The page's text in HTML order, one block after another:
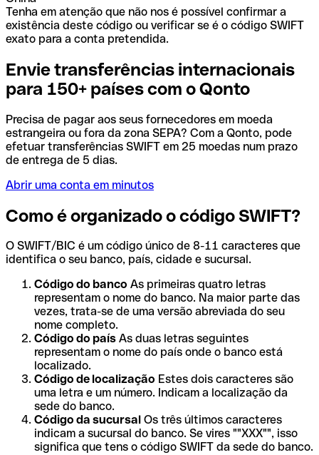
Tenha em atenção que não nos é possível confirmar a
existência deste código ou verificar se é o código SWIFT
exato para a conta pretendida.
Envie transferências internacionais
para 150+ países com o Qonto
Precisa de pagar aos seus fornecedores em moeda
estrangeira ou fora da zona SEPA? Com a Qonto, pode
efetuar transferências SWIFT em 25 moedas num prazo
de entrega de 5 dias.
Abrir uma conta em minutos
Como é organizado o código SWIFT?
O SWIFT/BIC é um código único de 8-11 caracteres que
identifica o seu banco, país, cidade e sucursal.
Código do banco As primeiras quatro letras
representam o nome do banco. Na maior parte das
vezes, trata-se de uma versão abreviada do seu
nome completo.
Código do país As duas letras seguintes
representam o nome do país onde o banco está
localizado.
Código de localização Estes dois caracteres são
uma letra e um número. Indicam a localização da
sede do banco.
Código da sucursal Os três últimos caracteres
indicam a sucursal do banco. Se vires ""XXX"", isso
significa que tens o código SWIFT da sede do banco.